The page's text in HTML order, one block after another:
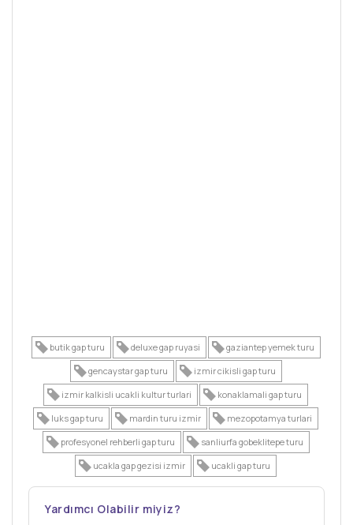
butik gap turu deluxe gap ruyasi
gaziantep yemek turu
gencaystar gap turu
izmir cikisli gap turu
izmir kalkisli ucakli kultur turlari
konaklamali gap turu
luks gap turu
mardin turu izmir
mezopotamya turlari
profesyonel rehberli gap turu
sanliurfa gobeklitepe turu
ucakla gap gezisi izmir
ucakli gap turu
Yardımcı Olabilir miyiz?